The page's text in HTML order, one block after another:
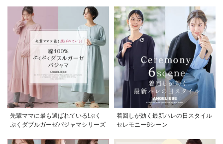
先輩ママに最も選ばれている!ぷく
ぷくダブルガーゼパジャマシリーズ
着回しが効く最新ハレの日スタイル
セレモニー6シーン